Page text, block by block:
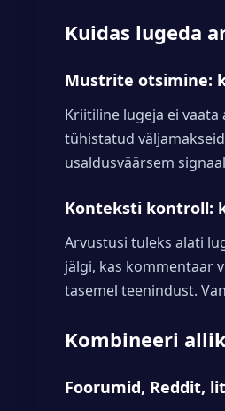
Kuidas lugeda
Mustrite otsimine:
Kriitiline lugeja ei
tühistatud
usaldusväärsem
Konteksti kontroll:
Arvustusi tuleks alati
jälgi, kas kommentaar
tasemel teenindust.
Kombineeri
Foorumid, Reddit,